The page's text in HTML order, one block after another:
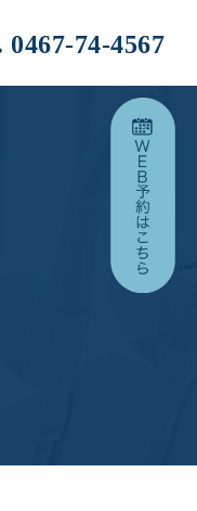
0467-74-4567